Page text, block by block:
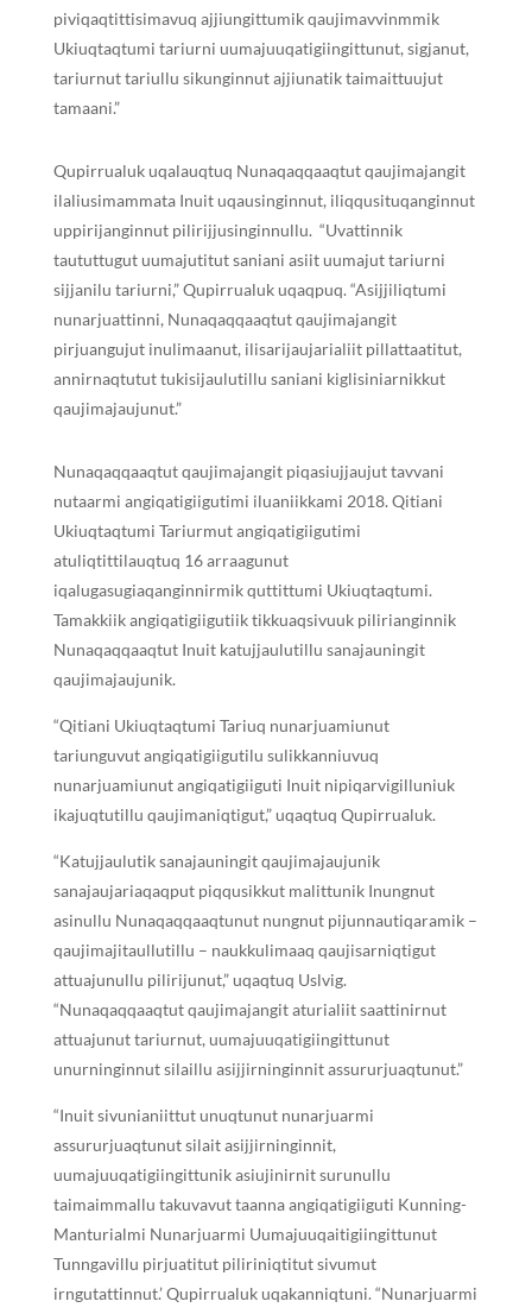
piviqaqtittisimavuq ajjiungittumik qaujimavvinmmik
Ukiuqtaqtumi tariurni uumajuuqatigiingittunut, sigjanut,
tariurnut tariullu sikunginnut ajjiunatik taimaittuujut
tamaani.”
Qupirrualuk uqalauqtuq Nunaqaqqaaqtut qaujimajangit
ilaliusimammata Inuit uqausinginnut, iliqqusituqanginnut
uppirijanginnut pilirijjusinginnullu. “Uvattinnik
taututtugut uumajutitut saniani asiit uumajut tariurni
sijjanilu tariurni,” Qupirrualuk uqaqpuq. “Asijjiliqtumi
nunarjuattinni, Nunaqaqqaaqtut qaujimajangit
pirjuangujut inulimaanut, ilisarijaujarialiit pillattaatitut,
annirnaqtutut tukisijaulutillu saniani kiglisiniarnikkut
qaujimajaujunut.”
Nunaqaqqaaqtut qaujimajangit piqasiujjaujut tavvani
nutaarmi angiqatigiigutimi iluaniikkami 2018. Qitiani
Ukiuqtaqtumi Tariurmut angiqatigiigutimi
atuliqtittilauqtuq 16 arraagunut
iqalugasugiaqanginnirmik quttittumi Ukiuqtaqtumi.
Tamakkiik angiqatigiigutiik tikkuaqsivuuk pilirianginnik
Nunaqaqqaaqtut Inuit katujjaulutillu sanajauningit
qaujimajaujunik.
“Qitiani Ukiuqtaqtumi Tariuq nunarjuamiunut
tariunguvut angiqatigiigutilu sulikkanniuvuq
nunarjuamiunut angiqatigiiguti Inuit nipiqarvigilluniuk
ikajuqtutillu qaujimaniqtigut,” uqaqtuq Qupirrualuk.
“Katujjaulutik sanajauningit qaujimajaujunik
sanajaujariaqaqput piqqusikkut malittunik Inungnut
asinullu Nunaqaqqaaqtunut nungnut pijunnautiqaramik –
qaujimajitaullutillu – naukkulimaaq qaujisarniqtigut
attuajunullu pilirijunut,” uqaqtuq Uslvig.
“Nunaqaqqaaqtut qaujimajangit aturialiit saattinirnut
attuajunut tariurnut, uumajuuqatigiingittunut
unurninginnut silaillu asijjirninginnit assururjuaqtunut.”
“Inuit sivunianiittut unuqtunut nunarjuarmi
assururjuaqtunut silait asijjirninginnit,
uumajuuqatigiingittunik asiujinirnit surunullu
taimaimmallu takuvavut taanna angiqatigiiguti Kunning-
Manturialmi Nunarjuarmi Uumajuuqaitigiingittunut
Tunngavillu pirjuatitut piliriniqtitut sivumut
irngutattinnut.’ Qupirrualuk uqakanniqtuni. “Nunarjuarmi